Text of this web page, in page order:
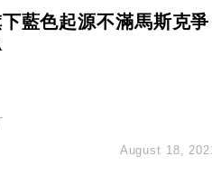
藍色起源不滿馬斯克爭
August 18,